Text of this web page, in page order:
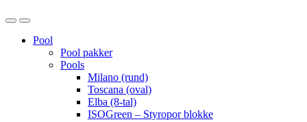
OpenClose
Pool
Pool pakker
Pools
Milano (rund)
Toscana (oval)
Elba (8-tal)
ISOGreen – Styropor blokke